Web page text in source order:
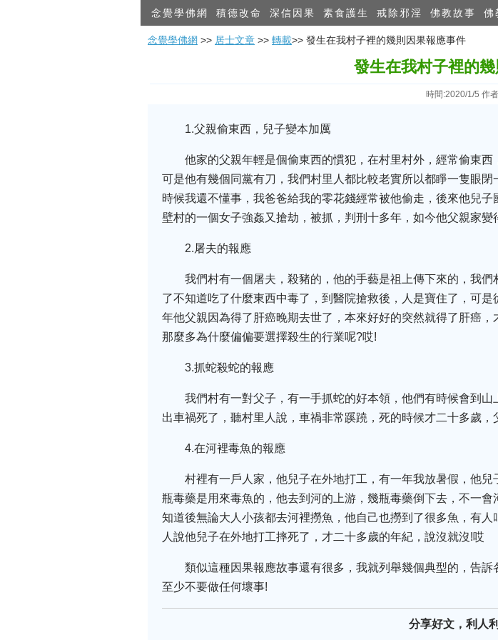
念覺學佛網 積德改命 深信因果 素食護生 戒除邪淫 佛教故事 佛
念覺學佛網 >> 居士文章 >> 轉載>> 發生在我村子裡的幾則因果報應事件
發生在我村子裡的
時間:2020/1/5 作
1.父親偷東西，兒子變本加厲
他家的父親年輕是個偷東西的慣犯，在村里村外，經常偷東
可是他有幾個同黨有刀，我們村里人都比較老實所以都睜一隻眼
時候我還不懂事，我爸爸給我的零花錢經常被他偷走，後來他兒
壁村的一個女子強姦又搶劫，被抓，判刑十多年，如今他父親家
2.屠夫的報應
我們村有一個屠夫，殺豬的，他的手藝是祖上傳下來的，我
了不知道吃了什麼東西中毒了，到醫院搶救後，人是寶住了，可
年他父親因為得了肝癌晚期去世了，本來好好的突然就得了肝癌
那麼多為什麼偏偏要選擇殺生的行業呢?哎!
3.抓蛇殺蛇的報應
我們村有一對父子，有一手抓蛇的好本領，他們有時候會到
出車禍死了，聽村里人說，車禍非常蹊蹺，死的時候才二十多歲，
4.在河裡毒魚的報應
村裡有一戶人家，他兒子在外地打工，有一年我放暑假，他
瓶毒藥是用來毒魚的，他去到河的上游，幾瓶毒藥倒下去，不一
知道後無論大人小孩都去河裡撈魚，他自己也撈到了很多魚，有
人說他兒子在外地打工摔死了，才二十多歲的年紀，說沒就沒!哎
類似這種因果報應故事還有很多，我就列舉幾個典型的，告
至少不要做任何壞事!
分享好文，利人